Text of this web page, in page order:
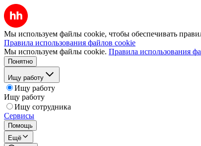
Мы используем файлы cookie, чтобы обеспечивать
Правила использования файлов cookie
Мы используем файлы cookie. Правила использования
Понятно
Ищу работу
Ищу работу
Ищу работу
Ищу сотрудника
Сервисы
Помощь
Ещё